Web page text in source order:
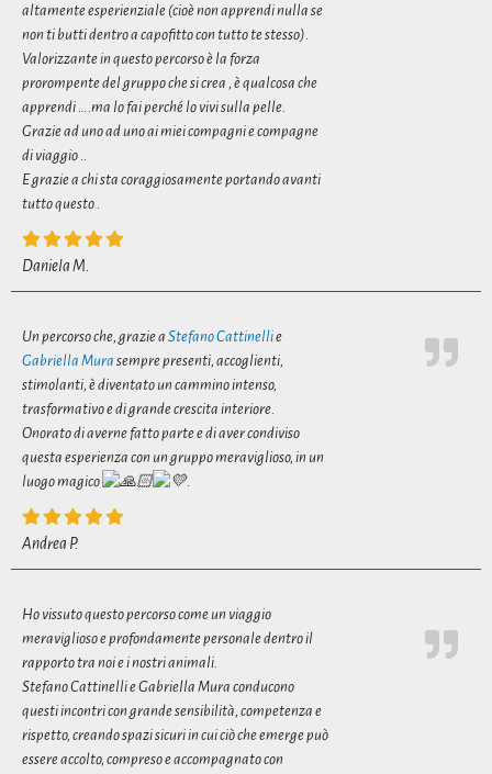
altamente esperienziale (cioè non apprendi nulla se
non ti butti dentro a capofitto con tutto te stesso).
Valorizzante in questo percorso è la forza
prorompente del gruppo che si crea , è qualcosa che
apprendi ….ma lo fai perché lo vivi sulla pelle.
Grazie ad uno ad uno ai miei compagni e compagne
di viaggio ..
E grazie a chi sta coraggiosamente portando avanti
tutto questo .
Daniela M.
Un percorso che, grazie a Stefano Cattinellie
Gabriella Mura sempre presenti, accoglienti,
stimolanti, è diventato un cammino intenso,
trasformativo e di grande crescita interiore.
Onorato di averne fatto parte e di aver condiviso
questa esperienza con un gruppo meraviglioso, in un
luogo magico
.
Andrea P.
Ho vissuto questo percorso come un viaggio
meraviglioso e profondamente personale dentro il
rapporto tra noi e i nostri animali.
Stefano Cattinelli e Gabriella Mura conducono
questi incontri con grande sensibilità, competenza e
rispetto, creando spazi sicuri in cui ciò che emerge può
essere accolto, compreso e accompagnato con